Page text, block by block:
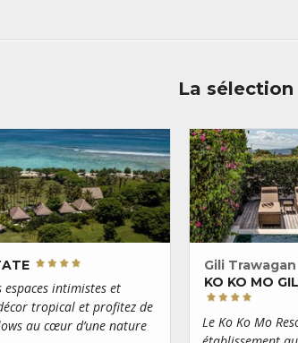
La sélection
espaces intimistes et
tropical et profitez de
au cœur d’une nature
Gili Trawagan
KO KO MO
Le Ko Ko Mo